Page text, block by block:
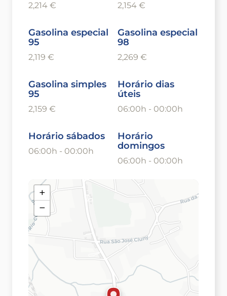
2,214 € 2,154 €
Gasolina especial
95
2,119 €
Gasolina especial
98
2,269 €
Gasolina simples
95
2,159 €
Horário dias
úteis
06:00h - 00:00h
Horário sábados
06:00h - 00:00h
Horário
domingos
06:00h - 00:00h
+
−